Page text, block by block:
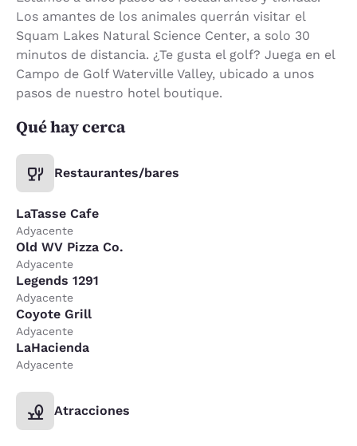
Los amantes de los animales querrán visitar el
Squam Lakes Natural Science Center, a solo 30
minutos de distancia. ¿Te gusta el golf? Juega en el
Campo de Golf Waterville Valley, ubicado a unos
pasos de nuestro hotel boutique.
Qué hay cerca
Restaurantes/bares
LaTasse Cafe
Adyacente
Old WV Pizza Co.
Adyacente
Legends 1291
Adyacente
Coyote Grill
Adyacente
LaHacienda
Adyacente
Atracciones